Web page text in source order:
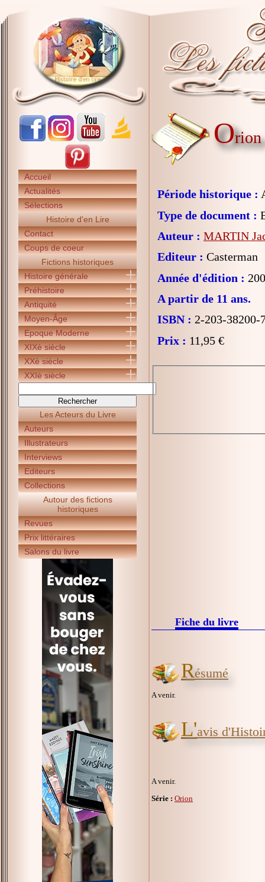
Accueil
Actualités
Sélections
Histoire d'en Lire
Contact
Coups de coeur
Fictions historiques
Histoire générale
Préhistoire
Antiquité
Moyen-Âge
Epoque Moderne
XIXè siècle
XXè siècle
XXIè siècle
Les Acteurs du Livre
Auteurs
Illustrateurs
Interviews
Editeurs
Collections
Autour des fictions
historiques
Revues
Prix littéraires
Salons du livre
Orion
Période historique :
Type de document :
Auteur : MARTIN
Editeur : Casterman
Année d'édition :
A partir de 11 ans.
ISBN : 2-203-38200-
Prix : 11,95 €
Fiche du livre
Résumé
A venir.
L'avis
A venir.
Série : Orion